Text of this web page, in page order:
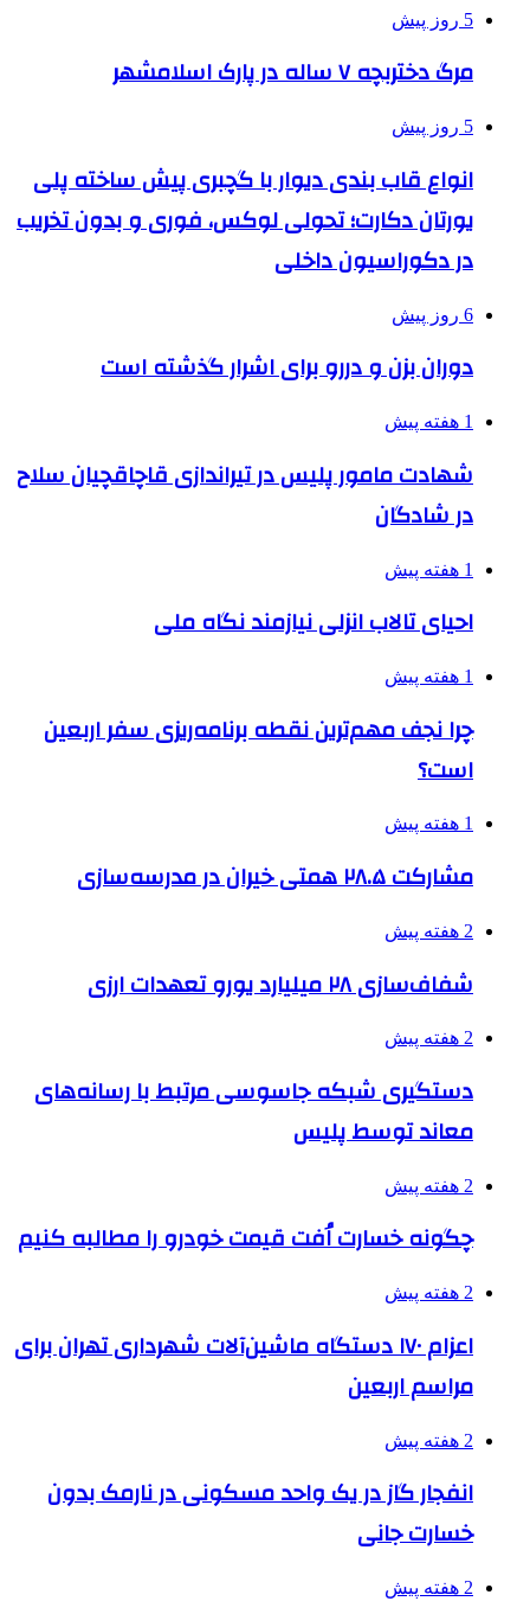
5 روز پیش
مرگ دختربچه ۷ ساله در پارک اسلامشهر
5 روز پیش
انواع قاب بندی دیوار با گچبری پیش ساخته پلی
یورتان دکارت؛ تحولی لوکس، فوری و بدون تخریب
در دکوراسیون داخلی
6 روز پیش
دوران بزن و دررو برای اشرار گذشته است
1 هفته پیش
شهادت مامور پلیس در تیراندازی قاچاقچیان سلاح
در شادگان
1 هفته پیش
احیای تالاب انزلی نیازمند نگاه ملی
1 هفته پیش
چرا نجف مهم‌ترین نقطه برنامه‌ریزی سفر اربعین
است؟
1 هفته پیش
مشارکت ۲۸.۵ همتی خیران در مدرسه‌سازی
2 هفته پیش
شفاف‌سازی ۲۸ میلیارد یورو تعهدات ارزی
2 هفته پیش
دستگیری شبکه جاسوسی مرتبط با رسانه‌های
معاند توسط پلیس
2 هفته پیش
چگونه خسارت اُفت قیمت خودرو را مطالبه کنیم
2 هفته پیش
اعزام ۱۷۰ دستگاه ماشین‌آلات شهرداری تهران برای
مراسم اربعین
2 هفته پیش
انفجار گاز در یک واحد مسکونی در نارمک بدون
خسارت جانی
2 هفته پیش